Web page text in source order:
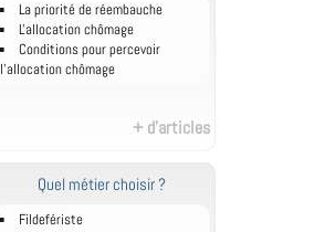
La priorité de réembauche
L'allocation chômage
Conditions pour percevoir
l'allocation chômage
+ d'articles
Quel métier choisir ?
Fildefériste